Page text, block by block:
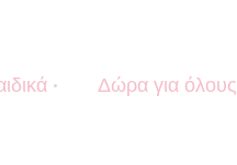
Δώρα για όλους